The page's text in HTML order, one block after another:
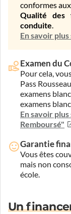
conformes
Qualité des
conduite.
En savoir
Examen du
Pour cela,
Pass
examens
examens
En savoir
Remboursé"
Garantie
Vous êtes
mais non
école.
Un